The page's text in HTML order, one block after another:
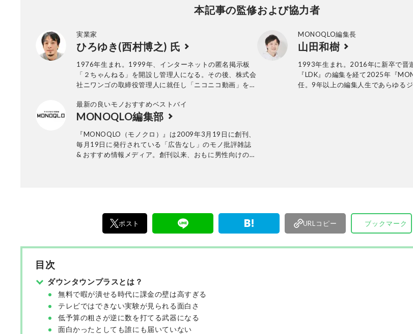
本記事の監修および協力者
実業家
ひろゆき(西村博之) 氏
1976年生まれ。1999年、インターネットの匿名掲示板
「２ちゃんねる」を開設し管理人になる。その後、株式会
社ニワンゴの取締役管理人に就任し「ニコニコ動画」を開
Twitter）のフォロワー数は253万人（いずれも2024年9
月1日現在）。著書多数。新刊は『賢い人が自然とやって
MONOQLO編集長
山田和樹
1993年生まれ。2016年に新卒で晋
『LDK』の編集を経て2025年『
任。9年以上の編集人生であらゆる
最新の良いモノおすすめベストバイ
MONOQLO編集部
『MONOQLO（モノクロ）』は2009年3月19日に創刊、
毎月19日に発行されている「広告なし」のモノ批評雑誌
& おすすめ情報メディア。創刊以来、おもに男性向けの生
ポスト
URLコピー ブックマーク
目次
ダウンタウンプラスとは？
無料で暇が潰せる時代に課金の壁は高すぎる
テレビではできない実験が見られる面白さ
低予算の粗さが逆に数を打てる武器になる
面白かったとしても誰にも届いていない